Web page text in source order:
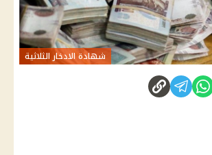
شهادة الادخار الثلاثية